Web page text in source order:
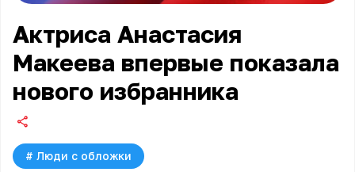
Актриса Анастасия
Макеева впервые показала
нового избранника
# Люди с обложки